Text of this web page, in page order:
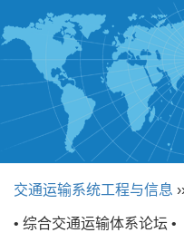
交通运输系统工程与信息
• 综合交通运输体系论坛 •